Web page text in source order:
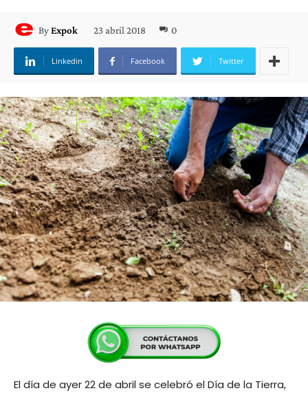
ByExpok 23 abril 2018 0
Linkedin Facebook Twitter
El día de ayer 22 de abril se celebró el Día de la Tierra,